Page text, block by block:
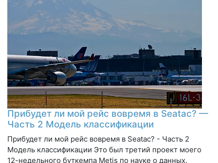
Прибудет ли мой рейс вовремя в Seatac? —
Часть 2 Модель классификации
Прибудет ли мой рейс вовремя в Seatac? - Часть 2
Модель классификации Это был третий проект моего
12-недельного буткемпа Metis по науке о данных.